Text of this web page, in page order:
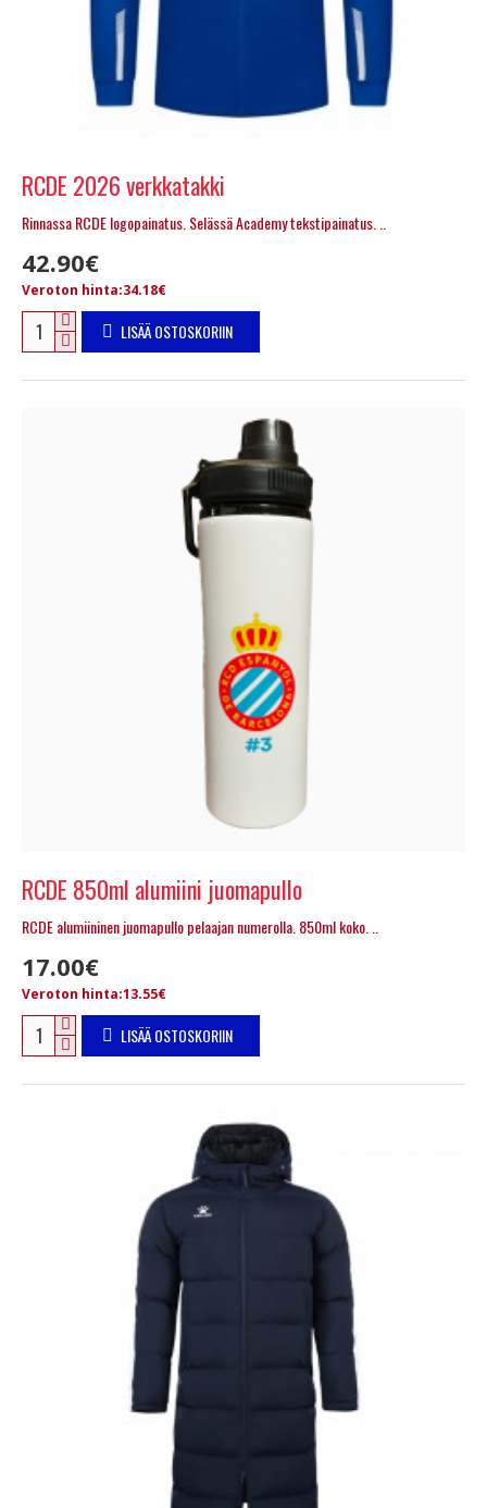
RCDE 2026 verkkatakki
Rinnassa RCDE logopainatus. Selässä Academy tekstipainatus. ..
42.90€
Veroton hinta:34.18€
LISÄÄ OSTOSKORIIN
RCDE 850ml alumiini juomapullo
RCDE alumiininen juomapullo pelaajan numerolla. 850ml koko. ..
17.00€
Veroton hinta:13.55€
LISÄÄ OSTOSKORIIN